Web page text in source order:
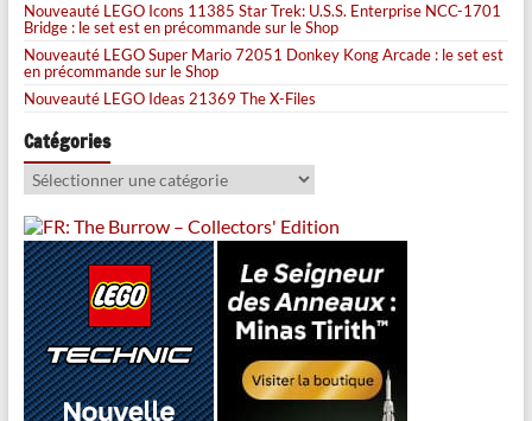
Nouveauté LEGO Icons 11385 Star Trek: U.S.S. Enterprise NCC-1701
Bridge : le set est en précommande sur le Shop
Nouveauté LEGO Super Mario 72051 Donkey Kong Arcade : le set est
en précommande sur le Shop
Nouveauté LEGO Ideas 21369 The X-Files
Catégories
Catégories